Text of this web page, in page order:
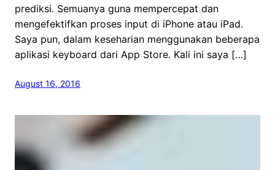
prediksi. Semuanya guna mempercepat dan
mengefektifkan proses input di iPhone atau iPad.
Saya pun, dalam keseharian menggunakan beberapa
aplikasi keyboard dari App Store. Kali ini saya […]
August 16, 2016